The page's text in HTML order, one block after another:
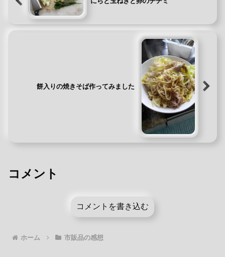
餅入りの焼きそば作ってみました
コメント
コメントを書き込む
ホーム 市販品の感想